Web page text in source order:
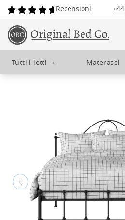
Recensioni
Tutti i letti + Materassi